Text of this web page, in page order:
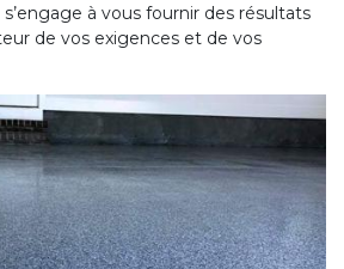
à vous fournir des résultats
de vos exigences et de vos